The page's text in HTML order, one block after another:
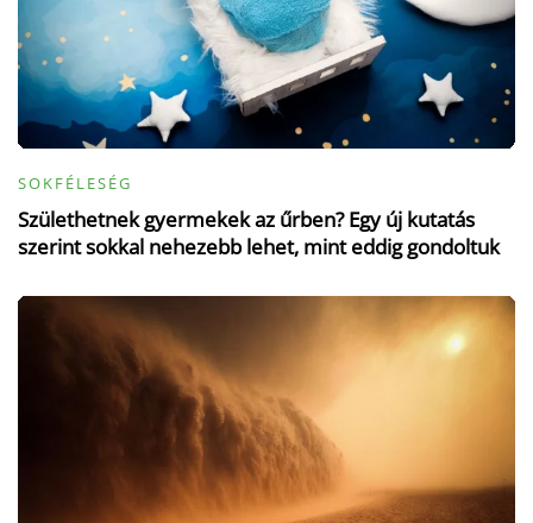
SOKFÉLESÉG
Születhetnek gyermekek az űrben? Egy új kutatás
szerint sokkal nehezebb lehet, mint eddig gondoltuk